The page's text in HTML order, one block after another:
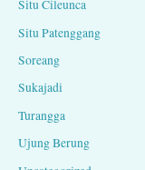
Situ Cileunca
Situ Patenggang
Soreang
Sukajadi
Turangga
Ujung Berung